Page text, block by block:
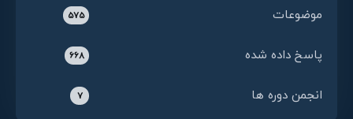
موضوعات 575
پاسخ داده شده 668
انجمن دوره ها 7